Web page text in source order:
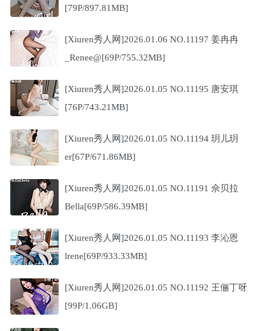
[79P/897.81MB]
[Xiuren秀人网]2026.01.06 NO.11197 姜冉冉
_Renee@[69P/755.32MB]
[Xiuren秀人网]2026.01.05 NO.11195 唐安琪
[76P/743.21MB]
[Xiuren秀人网]2026.01.05 NO.11194 玥儿玥
er[67P/671.86MB]
[Xiuren秀人网]2026.01.05 NO.11191 佘贝拉
Bella[69P/586.39MB]
[Xiuren秀人网]2026.01.05 NO.11193 李沁恩
lrene[69P/933.33MB]
[Xiuren秀人网]2026.01.05 NO.11192 王俪丁呀
[99P/1.06GB]